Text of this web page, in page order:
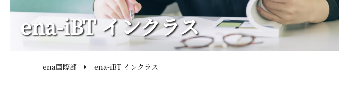
ena-iBT インクラス
ena国際部 ena-iBT インクラス